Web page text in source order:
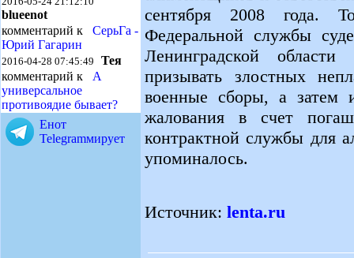
blueenot
комментарий к СерьГа -
Юрий Гагарин
2016-04-28 07:45:49 Тея
комментарий к А
универсальное
противоядие бывает?
Енот
Telegramмирует
сентября 2008 года.
Федеральной службы
Ленинградской
призывать злостных
военные сборы, а затем
жалования в счет
контрактной службы для
упоминалось.
Источник: lenta.ru